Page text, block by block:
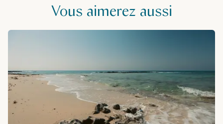
Vous aimerez aussi